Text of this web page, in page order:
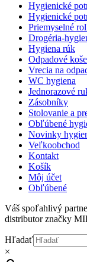
Hygienické
Hygienické
Priemyselné
Drogéria-
Hygiena rúk
Odpadové koše
Vrecia na
WC hygiena
Jednorazové
Zásobníky
Stolovanie a
Obľúbené
Novinky
Veľkoobchod
Kontakt
Košík
Môj účet
Obľúbené
Váš spoľahlivý
distributor značky
Hľadať
×